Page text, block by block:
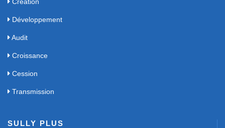
Développement
Audit
Croissance
Cession
Transmission
SULLY PLUS